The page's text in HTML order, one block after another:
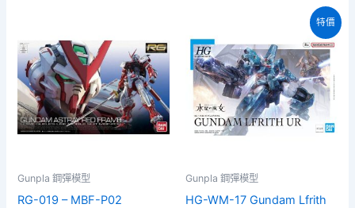
Gunpla 鋼彈模型
RG-019 – MBF-P02
特價
Gunpla 鋼彈模型
HG-WM-17 Gundam Lfrith